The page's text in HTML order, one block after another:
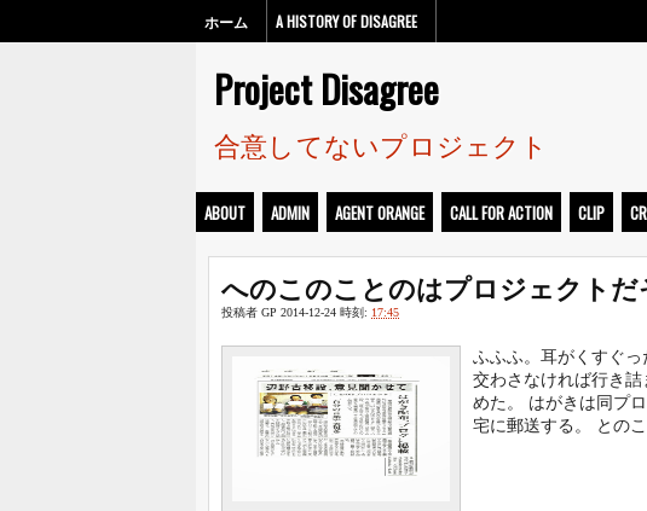
ホーム A HISTORY OF DISAGREE
Project Disagree
合意してないプロジェクト
ABOUT ADMIN AGENT ORANGE CALL FOR ACTION CLIP
へのこのことのはプロジェクトだ
投稿者 GP 2014-12-24 時刻: 17:45
ふふふ。耳がくすぐ
交わさなければ行き
めた。 はがきは同プ
宅に郵送する。 との